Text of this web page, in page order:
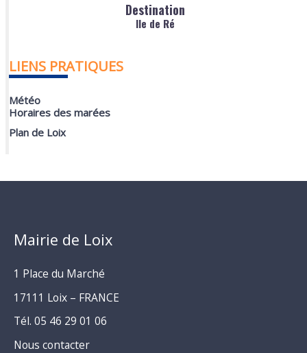
Destination
Ile de Ré
LIENS PRATIQUES
Météo
Horaires des marées
Plan de Loix
Mairie de Loix
1 Place du Marché
17111 Loix – FRANCE
Tél. 05 46 29 01 06
Nous contacter